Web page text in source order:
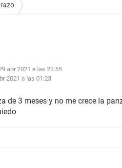
abr 2021 a las 22:55
2021 a las 01:23
de 3 meses y no me crece la